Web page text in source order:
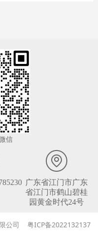
广东省江门市广东
省江门市鹤山碧桂
园黄金时代24号
公司 粤ICP备2022132137
信